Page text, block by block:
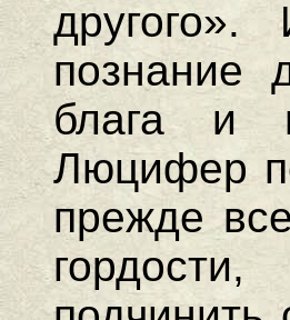
познание
блага и
Люцифер
прежде